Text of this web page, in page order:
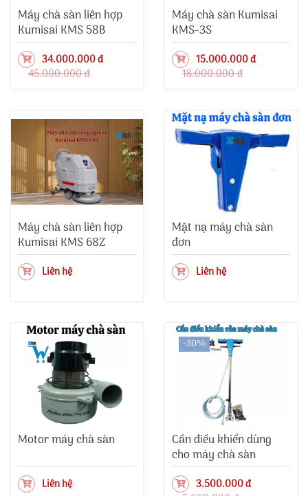
Máy chà sàn liên hợp
Kumisai KMS 58B
34.000.000 đ
45.000.000 đ
Máy chà sàn Kumisai
KMS-3S
15.000.000 đ
18.000.000 đ
Máy chà sàn liên hợp
Kumisai KMS 68Z
Liên hệ
Mặt nạ máy chà sàn
đơn
Liên hệ
Motor máy chà sàn
Liên hệ
-30%
Cần điều khiển dùng
cho máy chà sàn
3.500.000 đ